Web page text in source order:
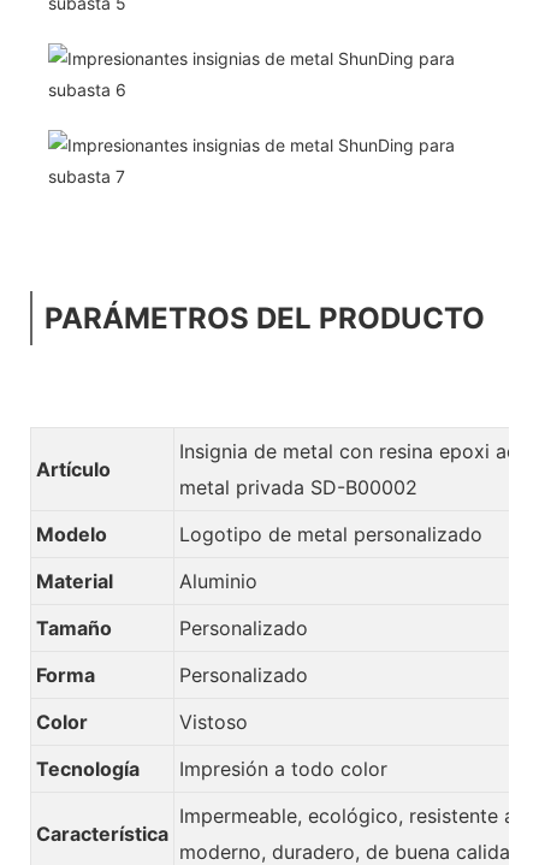
PARÁMETROS DEL PRODUCTO
Artículo
Insignia de metal con resina epoxi
metal privada SD-B00002
Modelo
Logotipo de metal personalizado
Material
Aluminio
Tamaño
Personalizado
Forma
Personalizado
Color
Vistoso
Tecnología
Impresión a todo color
Característica
Impermeable, ecológico, resistente al
moderno, duradero, de buena calidad.